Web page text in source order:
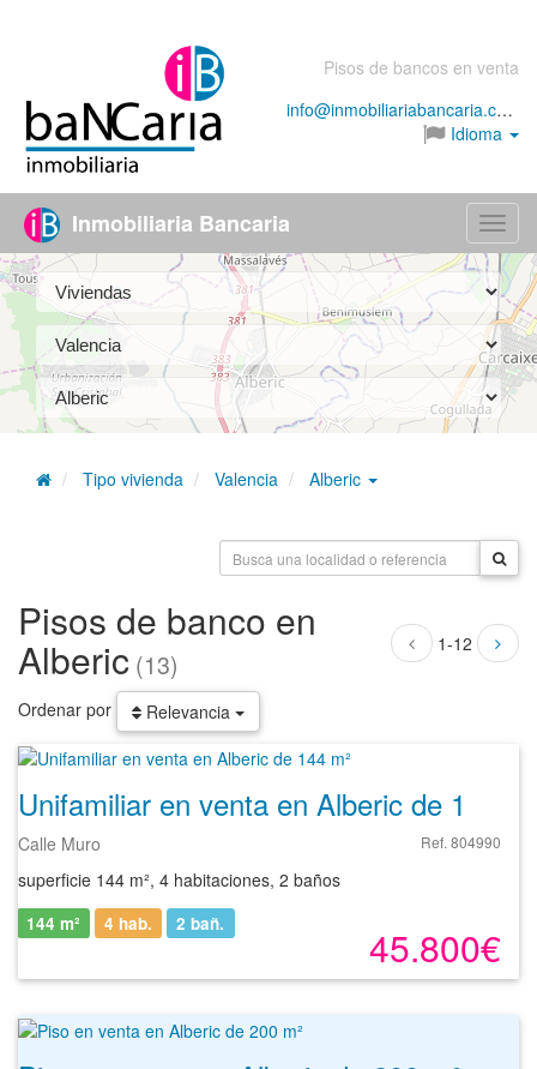
Pisos de bancos en venta
info@inmobiliariabancaria.com
Idioma
Menú
Inmobiliaria Bancaria
Tipo vivienda Valencia Alberic
1-12
Pisos de banco en
Alberic (13)
Ordenar por Relevancia
Calle Muro Ref. 804990
superficie 144 m², 4 habitaciones, 2 baños
45.800€
144 m² 4 hab. 2 bañ.